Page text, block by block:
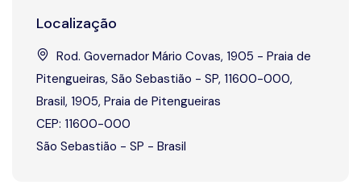
Localização
Rod. Governador Mário Covas, 1905 - Praia de
Pitengueiras, São Sebastião - SP, 11600-000,
Brasil, 1905, Praia de Pitengueiras
CEP: 11600-000
São Sebastião - SP - Brasil